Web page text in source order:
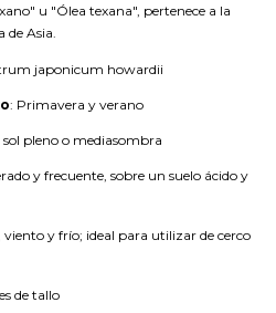
u "Ólea texana", pertenece a la
de Asia.
japonicum howardii
: Primavera y verano
pleno o mediasombra
y frecuente, sobre un suelo ácido y
viento y frío; ideal para utilizar de cerco
de tallo